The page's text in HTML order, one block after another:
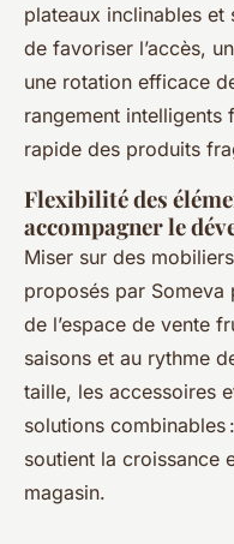
plateaux inclinables et
de favoriser l’accès,
une rotation efficace
rangement intelligents
rapide des produits
Flexibilité des
accompagner le
Miser sur des
proposés par Someva
de l’espace de vente
saisons et au rythme
taille, les accessoires
solutions combinables
soutient la croissance
magasin.